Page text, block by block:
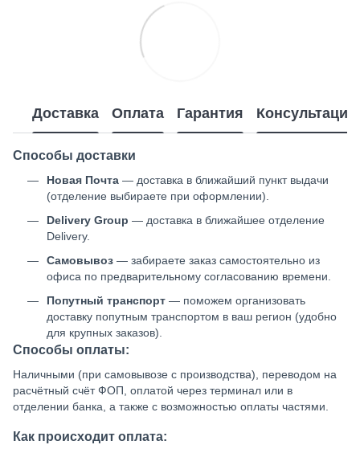
Доставка Оплата Гарантия Консультация
Способы доставки
Новая Почта — доставка в ближайший пункт выдачи
(отделение выбираете при оформлении).
Delivery Group — доставка в ближайшее отделение
Delivery.
Самовывоз — забираете заказ самостоятельно из
офиса по предварительному согласованию времени.
Попутный транспорт — поможем организовать
доставку попутным транспортом в ваш регион (удобно
для крупных заказов).
Способы оплаты:
Наличными (при самовывозе с производства), переводом на
расчётный счёт ФОП, оплатой через терминал или в
отделении банка, а также с возможностью оплаты частями.
Как происходит оплата: